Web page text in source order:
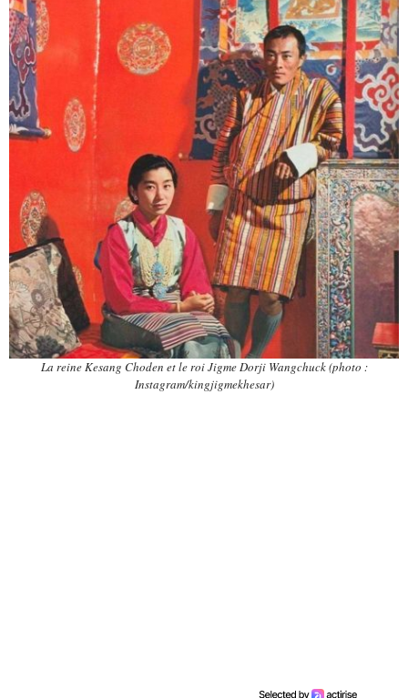
La reine Kesang Choden et le roi Jigme Dorji Wangchuck (photo :
Instagram/kingjigmekhesar)